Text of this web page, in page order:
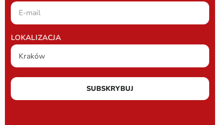
LOKALIZACJA
SUBSKRYBUJ